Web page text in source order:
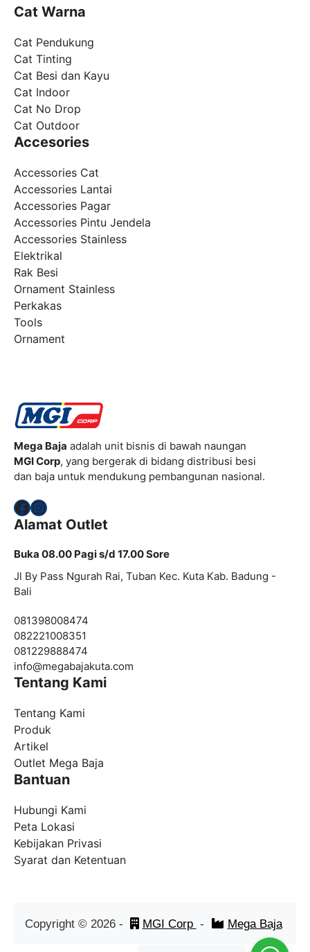
Cat Warna
Cat Pendukung
Cat Tinting
Cat Besi dan Kayu
Cat Indoor
Cat No Drop
Cat Outdoor
Accesories
Accessories Cat
Accessories Lantai
Accessories Pagar
Accessories Pintu Jendela
Accessories Stainless
Elektrikal
Rak Besi
Ornament Stainless
Perkakas
Tools
Ornament
Mega Baja adalah unit bisnis di bawah naungan
MGI Corp, yang bergerak di bidang distribusi besi
dan baja untuk mendukung pembangunan nasional.
Facebook
Instagram
Alamat Outlet
Buka 08.00 Pagi s/d 17.00 Sore
Jl By Pass Ngurah Rai, Tuban Kec. Kuta Kab. Badung -
Bali
081398008474
082221008351
081229888474
info@megabajakuta.com
Tentang Kami
Tentang Kami
Produk
Artikel
Outlet Mega Baja
Bantuan
Hubungi Kami
Peta Lokasi
Kebijakan Privasi
Syarat dan Ketentuan
Copyright © 2026- MGI Corp - Mega Baja